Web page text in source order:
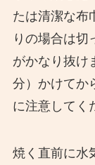
たは清潔な布
りの場合は切
がかなり抜け
分）かけてか
に注意してく
焼く直前に水